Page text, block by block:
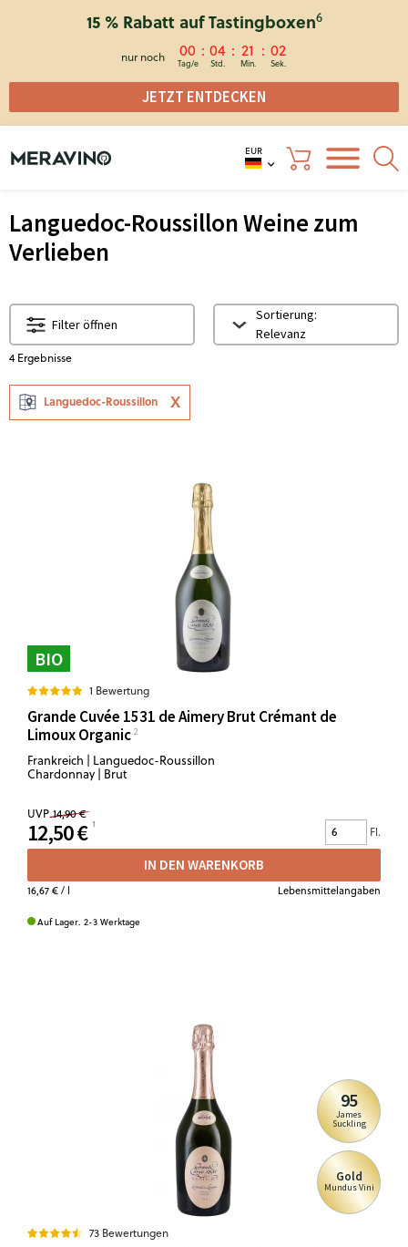
15 % Rabatt auf Tastingboxen6
nur noch 00 04 21 02
JETZT ENTDECKEN
EUR
Languedoc-Roussillon Weine zum
Verlieben
Filter öffnen
Sortierung:
Relevanz
4Ergebnisse
Languedoc-Roussillon
BIO
1 Bewertung
Grande Cuvée 1531 de Aimery Brut Crémant de
Limoux Organic
Frankreich | Languedoc-Roussillon
Chardonnay | Brut
UVP 14,90 €
12,50 € Fl.
IN DEN WARENKORB
16,67 €/ l Lebensmittelangaben
Auf Lager. 2-3 Werktage
95
James
Suckling
Gold
Mundus Vini
73 Bewertungen